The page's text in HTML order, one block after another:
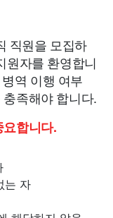
직원을 모집하
원자를 환영합니
역 이행 여부
족해야 합니다.
합니다.
는 자